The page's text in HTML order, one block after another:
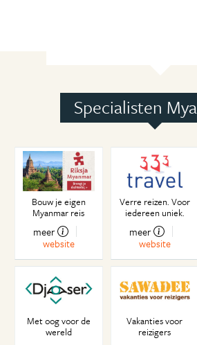
Specialisten
Bouw je eigen
Myanmar reis
meer
website
Verre reizen. Voor
iedereen uniek.
meer
website
Met oog voor de
wereld
Vakanties voor
reizigers